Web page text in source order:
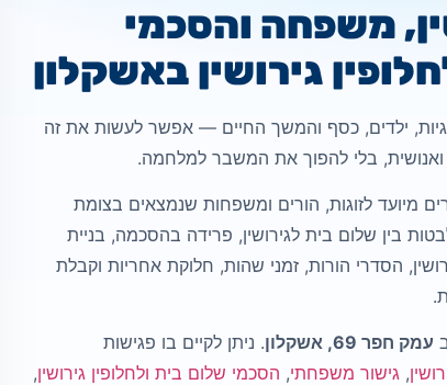
משפחה והסכמי
גירושין באשקלון
ילדים, כסף והמשך החיים — אפשר לעשות את זה
בלי להפוך את המשבר למלחמה.
מיועד לזוגות, הורים ומשפחות שנמצאים בצומת
בין שלום בית לגירושין, פרידה בהסכמה, בניית
הסדרי הורות, זמני שהות, חלוקת אחריות וקבלת
עמק חפר 69, אשקלון
. ניתן לקיים בו פגישות
, גישור משפחתי, הסכמי שלום בית ולחלופין גירושין,